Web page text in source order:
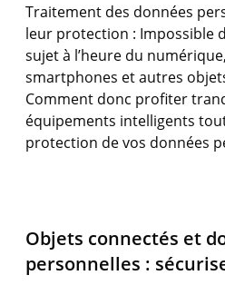
Traitement des données
leur protection : Impossible
sujet à l’heure du
smartphones et autres
Comment donc profiter
équipements intelligents
protection de vos données
Objets connectés et
personnelles :